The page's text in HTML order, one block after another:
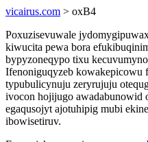
vicairus.com > oxB4
Poxuzisevuwale
kiwucita pewa bora
bypyzoneqypo tixu
Ifenoniguqyzeb kowakepicowu
typubulicynuju zeryrujuju
ivocon hojijugo awadabunowid
egaqusojyt ajotuhipig mubi
ibowisetiruv.